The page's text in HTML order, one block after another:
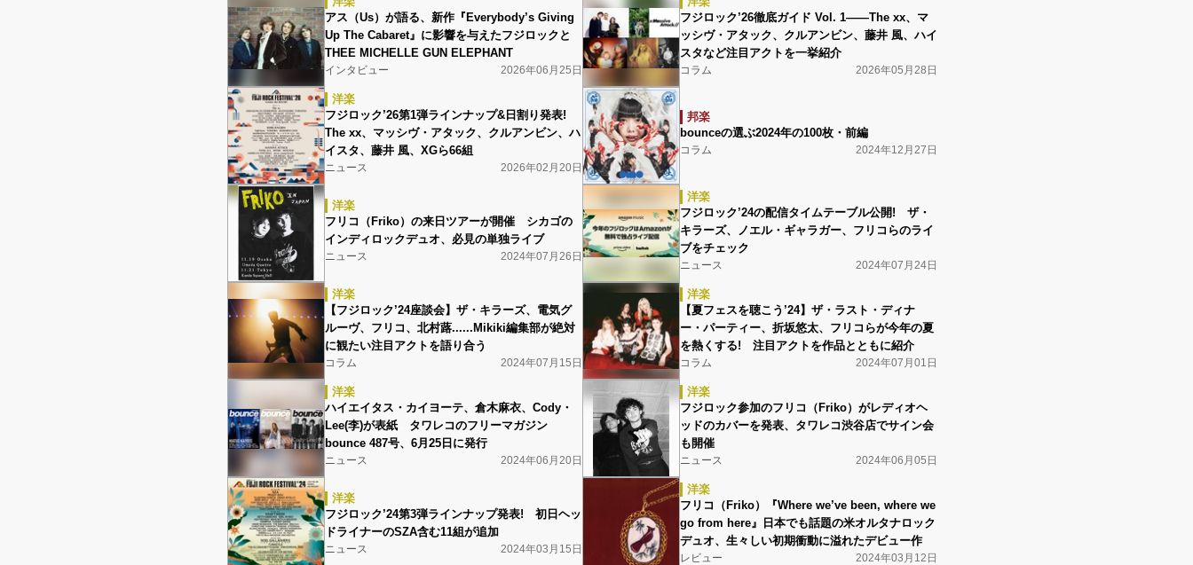
アス（Us）が語る、新作『Everybody’s Giving
Up The Cabaret』に影響を与えたフジロックと
THEE MICHELLE GUN ELEPHANT
インタビュー 2026年06月25日
フジロック’26徹底ガイド Vol. 1――The xx、マ
ッシヴ・アタック、クルアンビン、藤井 風、ハイ
スタなど注目アクトを一挙紹介
コラム 2026年05月28日
洋楽
フジロック’26第1弾ラインナップ&日割り発表!
The xx、マッシヴ・アタック、クルアンビン、ハ
イスタ、藤井 風、XGら66組
ニュース 2026年02月20日
邦楽
bounceの選ぶ2024年の100枚・前編
コラム 2024年12月27日
洋楽
フリコ（Friko）の来日ツアーが開催 シカゴの
インディロックデュオ、必見の単独ライブ
ニュース 2024年07月26日
洋楽
フジロック’24の配信タイムテーブル公開! ザ・
キラーズ、ノエル・ギャラガー、フリコらのライ
ブをチェック
ニュース 2024年07月24日
洋楽
【フジロック’24座談会】ザ・キラーズ、電気グ
ルーヴ、フリコ、北村蕗......Mikiki編集部が絶対
に観たい注目アクトを語り合う
コラム 2024年07月15日
洋楽
【夏フェスを聴こう’24】ザ・ラスト・ディナ
ー・パーティー、折坂悠太、フリコらが今年の夏
を熱くする! 注目アクトを作品とともに紹介
コラム 2024年07月01日
洋楽
ハイエイタス・カイヨーテ、倉木麻衣、Cody・
Lee(李)が表紙 タワレコのフリーマガジン
bounce 487号、6月25日に発行
ニュース 2024年06月20日
洋楽
フジロック参加のフリコ（Friko）がレディオヘ
ッドのカバーを発表、タワレコ渋谷店でサイン会
も開催
ニュース 2024年06月05日
洋楽
フジロック’24第3弾ラインナップ発表! 初日ヘッ
ドライナーのSZA含む11組が追加
ニュース 2024年03月15日
洋楽
フリコ（Friko）『Where we’ve been, where we
go from here』日本でも話題の米オルタナロック
デュオ、生々しい初期衝動に溢れたデビュー作
レビュー 2024年03月12日